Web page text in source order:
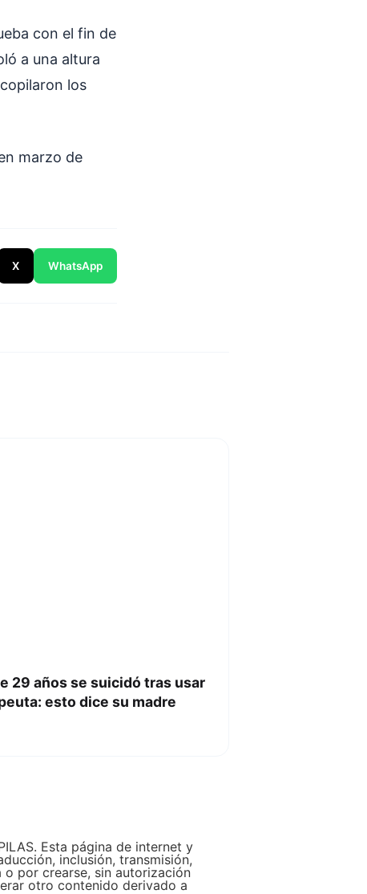
con el fin de
a una altura
los
marzo de
X WhatsApp
29 años se suicidó tras usar
esto dice su madre
Esta página de internet y
inclusión, transmisión,
por crearse, sin autorización
otro contenido derivado a